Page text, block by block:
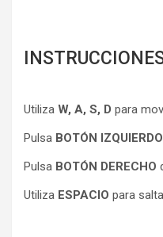
Utiliza W, A, S, D para
Pulsa BOTÓN IZQUIERDO
Pulsa BOTÓN DERECHO
Utiliza ESPACIO para